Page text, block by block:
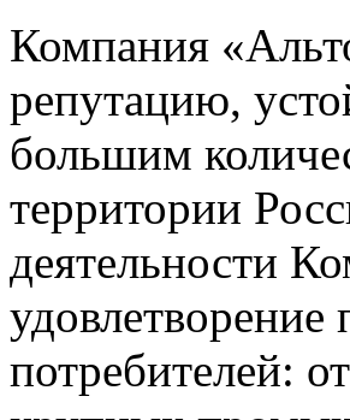
Компания
репутацию,
большим
территории
деятельности
удовлетворение
потребителей: